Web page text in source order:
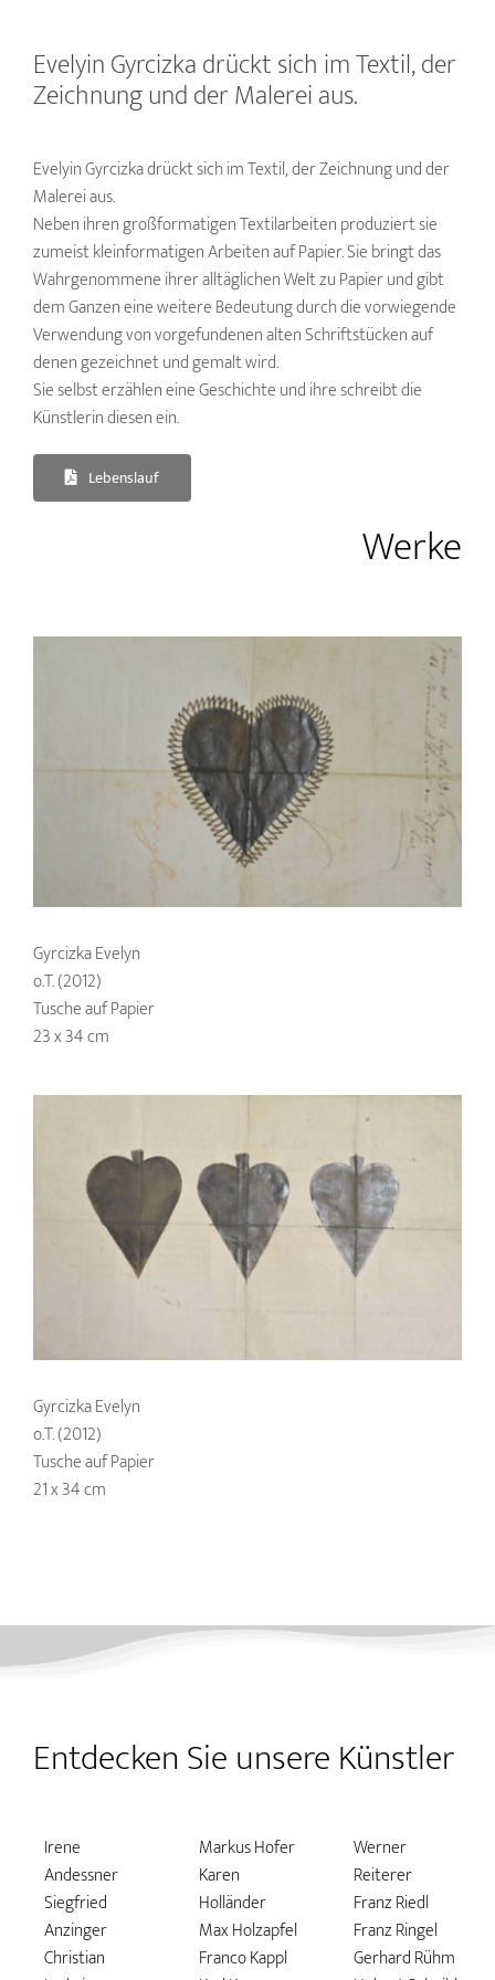
Evelyin Gyrcizka drückt sich im Textil, der
Zeichnung und der Malerei aus.
Evelyin Gyrcizka drückt sich im Textil, der Zeichnung und der
Malerei aus.
Neben ihren großformatigen Textilarbeiten produziert sie
zumeist kleinformatigen Arbeiten auf Papier. Sie bringt das
Wahrgenommene ihrer alltäglichen Welt zu Papier und gibt
dem Ganzen eine weitere Bedeutung durch die vorwiegende
Verwendung von vorgefundenen alten Schriftstücken auf
denen gezeichnet und gemalt wird.
Sie selbst erzählen eine Geschichte und ihre schreibt die
Künstlerin diesen ein.
Lebenslauf
Werke
Gyrcizka Evelyn
o.T. (2012)
Tusche auf Papier
23 x 34 cm
Gyrcizka Evelyn
o.T. (2012)
Tusche auf Papier
21 x 34 cm
Entdecken Sie unsere Künstler
Irene
Andessner
Siegfried
Anzinger
Christian
Markus Hofer
Karen
Holländer
Max Holzapfel
Franco Kappl
Werner
Reiterer
Franz Riedl
Franz Ringel
Gerhard Rühm